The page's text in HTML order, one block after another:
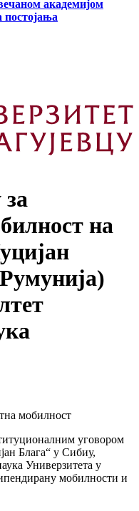
академијом
постојања
на
мобилност
уговором
Блага“ у Сибиу,
Универзитета у
мобилности и